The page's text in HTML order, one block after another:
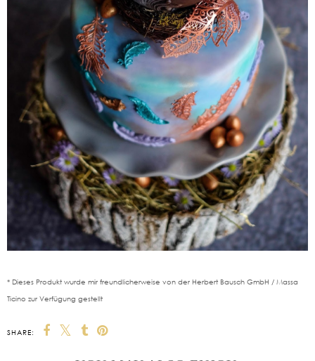
* Dieses Produkt wurde mir freundlicherweise von der Herbert Bausch GmbH / Massa
Ticino zur Verfügung gestellt
SHARE: